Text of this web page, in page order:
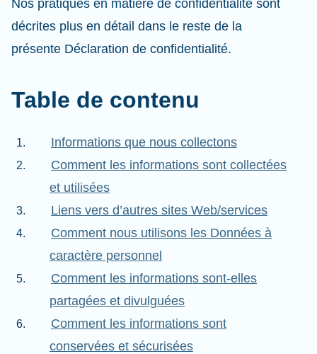
Nos pratiques en matière de confidentialité sont
décrites plus en détail dans le reste de la
présente Déclaration de confidentialité.
Table de contenu
Informations que nous collectons
Comment les informations sont collectées
et utilisées
Liens vers d’autres sites Web/services
Comment nous utilisons les Données à
caractère personnel
Comment les informations sont-elles
partagées et divulguées
Comment les informations sont
conservées et sécurisées